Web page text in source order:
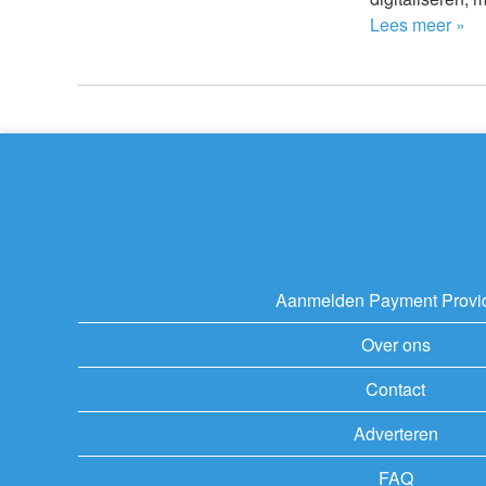
Lees meer »
Aanmelden Payment
Over ons
Contact
Adverteren
FAQ